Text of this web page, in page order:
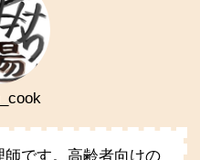
です。高齢者向けの